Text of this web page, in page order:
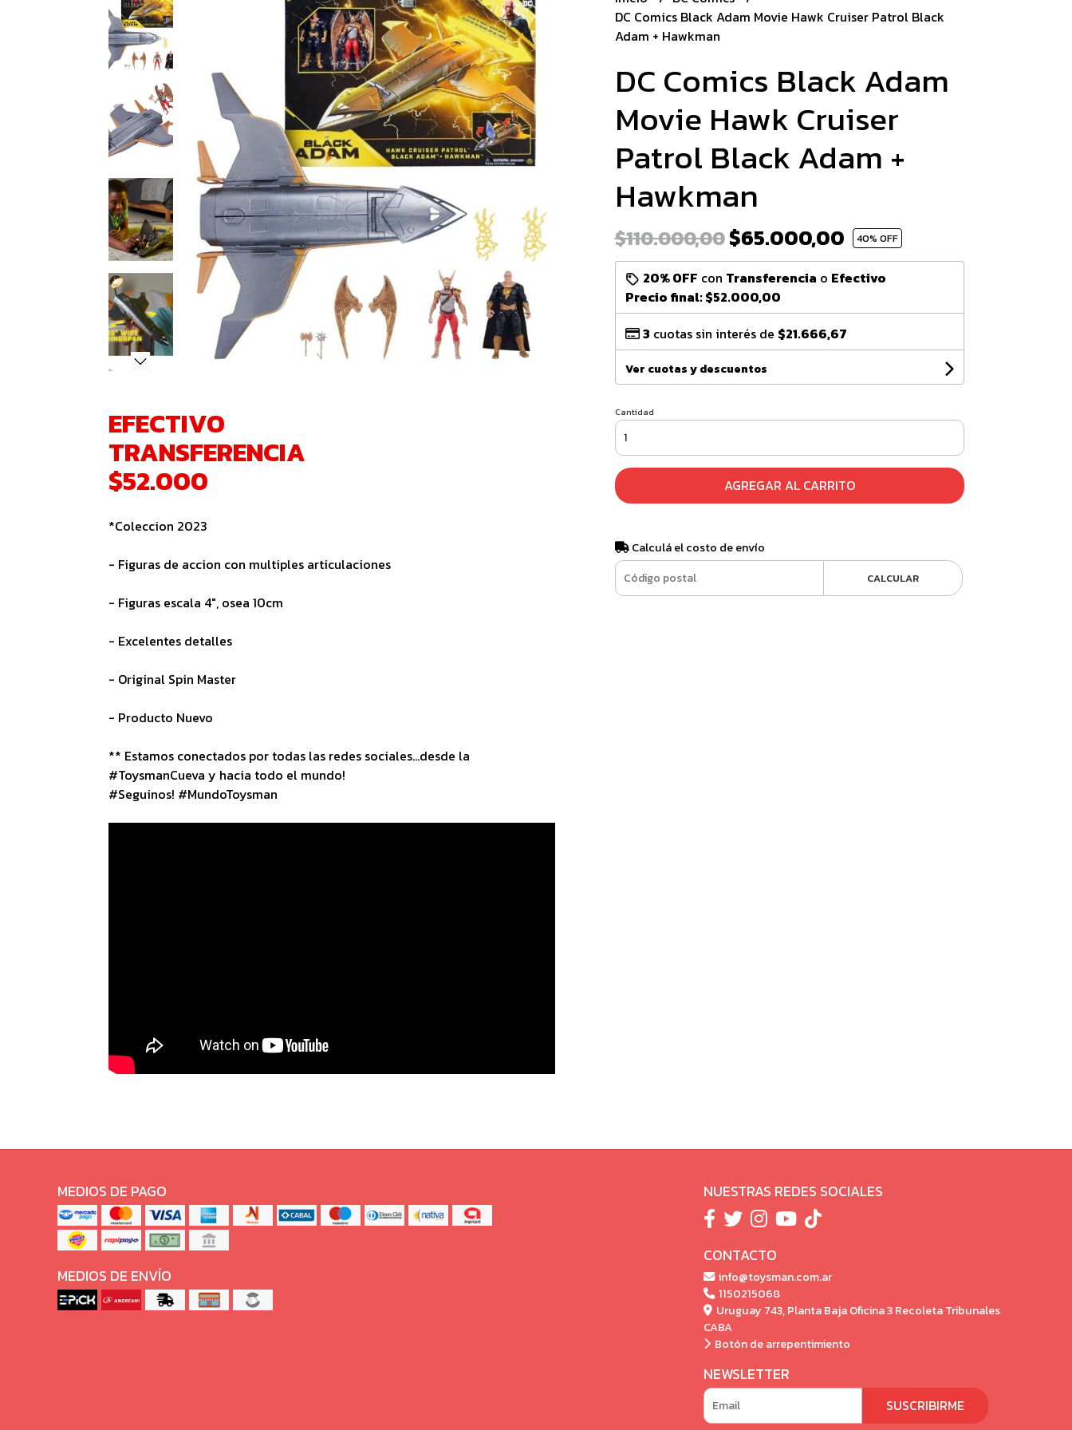
EFECTIVO
TRANSFERENCIA
$52.000
*Coleccion 2023
- Figuras de accion con multiples articulaciones
- Figuras escala 4", osea 10cm
- Excelentes detalles
- Original Spin Master
- Producto Nuevo
** Estamos conectados por todas las redes sociales...desde la
#ToysmanCueva y hacia todo el mundo!
#Seguinos! #MundoToysman
DC Comics Black Adam Movie Hawk Cruiser Patrol Black
Adam + Hawkman
DC Comics Black Adam
Movie Hawk Cruiser
Patrol Black Adam +
Hawkman
$110.000,00$65.000,00 40% OFF
20% OFF con Transferencia o Efectivo
Precio final:$52.000,00
3 cuotas sin interés de $21.666,67
Ver cuotas y descuentos
Cantidad
AGREGAR AL CARRITO
Calculá el costo de envío
CALCULAR
MEDIOS DE PAGO
MEDIOS DE ENVÍO
NUESTRAS REDES SOCIALES
CONTACTO
info@toysman.com.ar
1150215068
Uruguay 743, Planta Baja Oficina 3 Recoleta Tribunales
CABA
Botón de arrepentimiento
NEWSLETTER
SUSCRIBIRME